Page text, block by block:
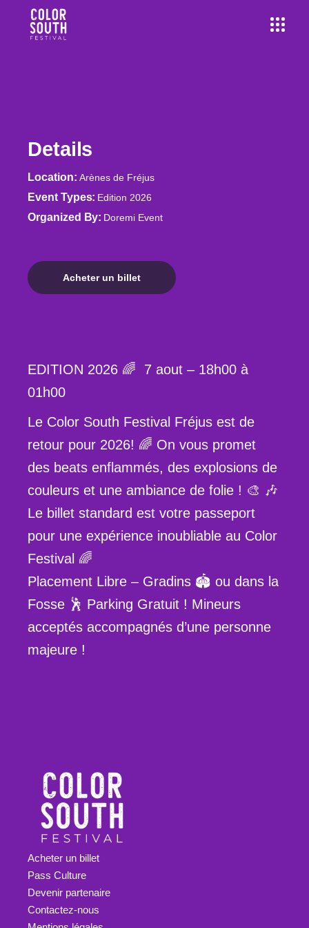
Details
Location Arènes de Fréjus
Event Types Edition 2026
Organized By Doremi Event
Acheter un billet
EDITION 2026 🌈 7 aout – 18h00 à
01h00
Le Color South Festival Fréjus est de
retour pour 2026! 🌈 On vous promet
des beats enflammés, des explosions de
couleurs et une ambiance de folie ! 🎨 🎶
Le billet standard est votre passeport
pour une expérience inoubliable au Color
Festival 🌈
Placement Libre – Gradins 🏟️ ou dans la
Fosse 🕺 Parking Gratuit ! Mineurs
acceptés accompagnés d’une personne
majeure !
Acheter un billet
Pass Culture
Devenir partenaire
Contactez-nous